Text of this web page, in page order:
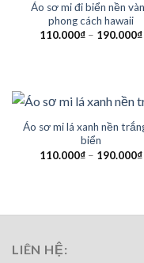
Áo sơ mi đi biển nền
phong cách hawaii
110.000₫– 190.000₫
Áo sơ mi lá xanh nền
biển
110.000₫– 190.000₫
LIÊN HỆ: